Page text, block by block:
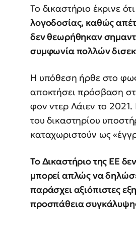
Το δικαστήριο έκρινε
λογοδοσίας, καθώς
δεν θεωρήθηκαν
συμφωνία πολλών
Η υπόθεση ήρθε στο
αποκτήσει πρόσβαση
φον ντερ Λάιεν το 2021.
του δικαστηρίου
καταχωριστούν ως
Το Δικαστήριο της ΕΕ
μπορεί απλώς να
παράσχει αξιόπιστες
προσπάθεια